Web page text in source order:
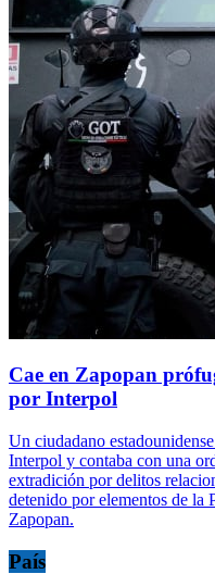
Cae en Zapopan
por Interpol
Un ciudadano
Interpol y contaba con una
extradición por delitos
detenido por elementos de la
Zapopan.
País